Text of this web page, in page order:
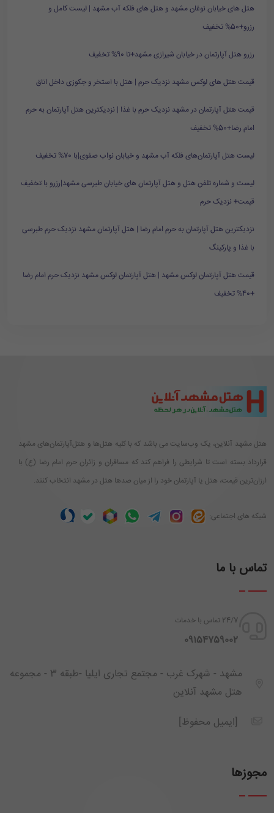
هتل های خیابان نوغان مشهد و هتل های فلکه آب مشهد | لیست کامل و
رزرو+50% تخفیف
رزرو هتل آپارتمان در خیابان شیرازی مشهد+تا 90% تخفیف
قیمت هتل های لوکس مشهد نزدیک حرم | هتل با استخر و جکوزی داخل اتاق
قیمت هتل آپارتمان در مشهد نزدیک حرم با غذا | نزدیکترین هتل آپارتمان به حرم
امام رضا+50% تخفیف
لیست هتل آپارتمان‌های فلکه آب مشهد و خیابان نواب صفوی|با 70% تخفیف
لیست و شماره تلفن هتل و هتل آپارتمان های خیابان طبرسی مشهد|رزرو با تخفیف
قیمت+ نزدیک حرم
نزدیکترین هتل آپارتمان به حرم امام رضا | هتل آپارتمان مشهد نزدیک حرم طبرسی
با غذا و پارکینگ
قیمت هتل آپارتمان لوکس مشهد | هتل آپارتمان لوکس مشهد نزدیک حرم امام رضا
+40% تخفیف
هتل مشهد آنلاین، یک وب‌سایت می باشد که با کلیه هتل‌ها و هتل‌آپارتمان‌های مشهد
قرارداد بسته است تا شرایطی را فراهم کند که مسافران و زائران حرم امام رضا (ع) با
ارزان‌ترین قیمت، هتل یا آپارتمان خود را از میان صدها هتل در مشهد انتخاب کنند.
شبکه های اجتماعی:
تماس با ما
24/7 تماس با خدمات
‪ 09154759002
مشهد - شهرک غرب - مجتمع تجاری ایلیا -طبقه 3 - مجموعه
هتل مشهد آنلاین
[ایمیل محفوظ]
مجوزها